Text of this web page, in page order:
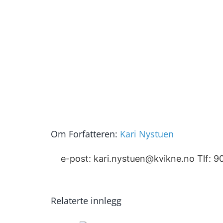
Om Forfatteren: Kari Nystuen
e-post: kari.nystuen@kvikne.no Tlf:
Relaterte innlegg